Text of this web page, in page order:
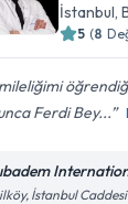
İstanbul ,
5 (8
Ferdi Bey...
İstanbul